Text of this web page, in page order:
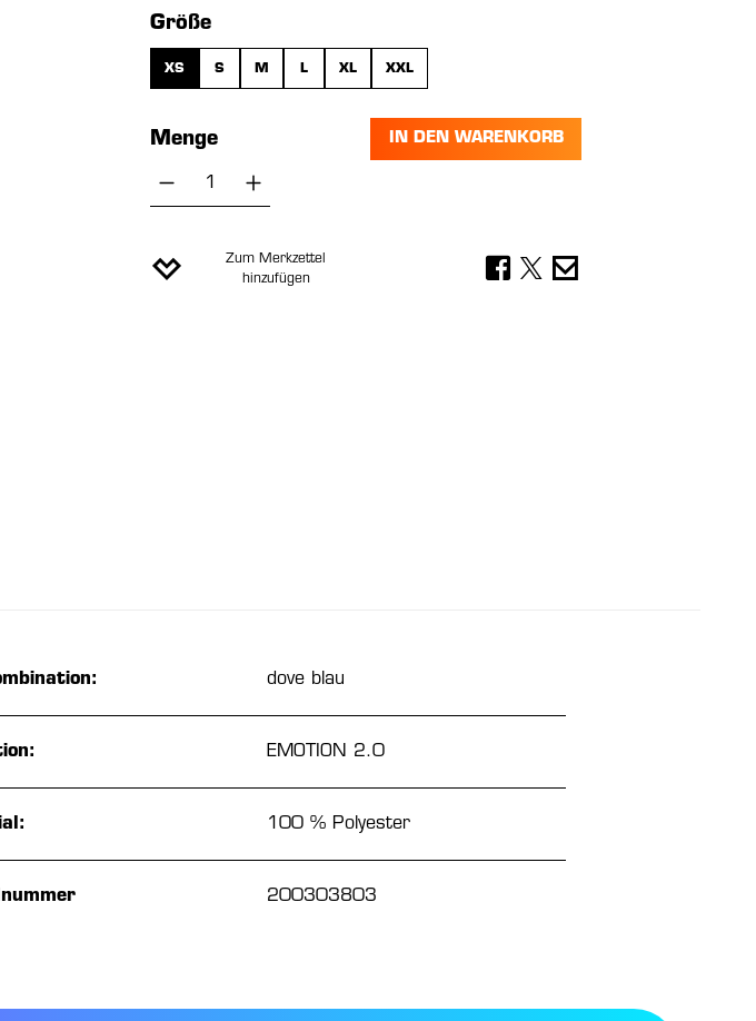
Größeauswählen
XS S M L XL XXL
Menge
Produkt Anzahl: Gib den gewünschten Wert
IN DEN WARENKORB
Zum Merkzettel
hinzufügen
dove blau
EMOTION 2.0
100 % Polyester
200303803